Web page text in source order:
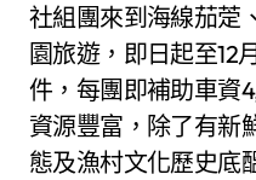
社組團來到海線茄萣
園旅遊，即日起至12
件，每團即補助車資
資源豐富，除了有新
態及漁村文化歷史底